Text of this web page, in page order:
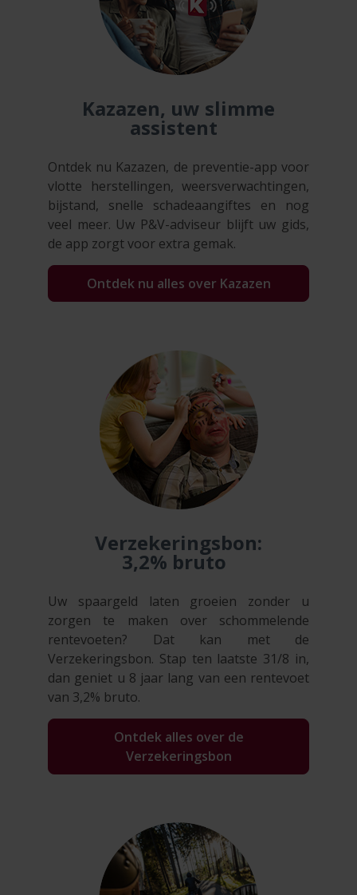
Kazazen, uw slimme
assistent
Ontdek nu Kazazen, de preventie-app voor
vlotte herstellingen, weersverwachtingen,
bijstand, snelle schadeaangiftes en nog
veel meer. Uw P&V-adviseur blijft uw gids,
de app zorgt voor extra gemak.
Ontdek nu alles over Kazazen
Verzekeringsbon:
3,2% bruto
Uw spaargeld laten groeien zonder u
zorgen te maken over schommelende
rentevoeten? Dat kan met de
Verzekeringsbon. Stap ten laatste 31/8 in,
dan geniet u 8 jaar lang van een rentevoet
van 3,2% bruto.
Ontdek alles over de
Verzekeringsbon